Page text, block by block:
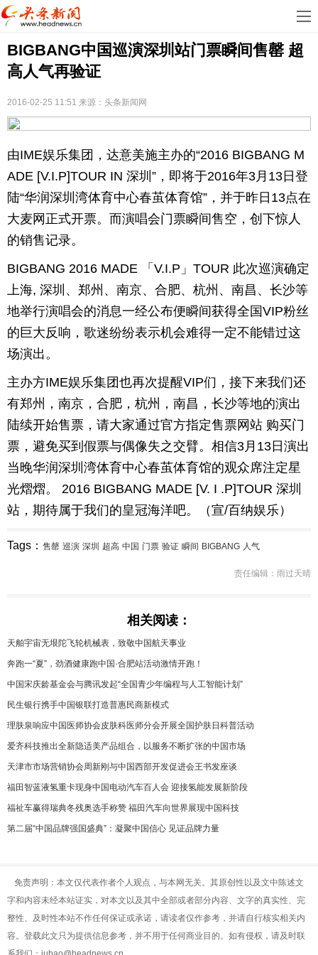
首
页
娱
乐
科
产
车
教
康
生
活
尚
体
育
育
游
游
戏
快
讯
财
富
文
BIGBANG中国巡演深圳站门票瞬间售罄 超
高人气再验证
2016-02-25 11:51 来源： 头条新闻网
由IME娱乐集团，达意美施主办的“2016 BIGBANG M
ADE [V.I.P]TOUR IN 深圳”，即将于2016年3月13日登
陆“华润深圳湾体育中心春茧体育馆”，并于昨日13点在
大麦网正式开票。而演唱会门票瞬间售空，创下惊人
的销售记录。
BIGBANG 2016 MADE 「V.I.P」TOUR 此次巡演确定
上海, 深圳、郑州、南京、合肥、杭州、南昌、长沙等
地举行演唱会的消息一经公布便瞬间获得全国VIP粉丝
的巨大反响，歌迷纷纷表示机会难得一定不能错过这
场演出。
主办方IME娱乐集团也再次提醒VIP们，接下来我们还
有郑州，南京，合肥，杭州，南昌，长沙等地的演出
陆续开始售票，请大家通过官方指定售票网站 购买门
票，避免买到假票与偶像失之交臂。相信3月13日演出
当晚华润深圳湾体育中心春茧体育馆的观众席注定星
光熠熠。 2016 BIGBANG MADE [V. I .P]TOUR 深圳
站，期待属于我们的皇冠海洋吧。（宣/百纳娱乐）
Tags： 售罄 巡演 深圳 超高 中国 门票 验证 瞬间 BIGBANG 人气
责任编辑：雨过天晴
相关阅读：
天舶宇宙无垠陀飞轮机械表，致敬中国航天事业
奔跑一“夏”，劲酒健康跑中国·合肥站活动激情开跑！
中国宋庆龄基金会与腾讯发起“全国青少年编程与人工智能计划”
民生银行携手中国银联打造普惠民商新模式
理肤泉响应中国医师协会皮肤科医师分会开展全国护肤日科普活动
爱齐科技推出全新隐适美产品组合，以服务不断扩张的中国市场
天津市市场营销协会周新刚与中国西部开发促进会王书发座谈
福田智蓝液氢重卡现身中国电动汽车百人会 迎接氢能发展新阶段
福祉车赢得瑞典冬残奥选手称赞 福田汽车向世界展现中国科技
第二届“中国品牌强国盛典”：凝聚中国信心 见证品牌力量
免责声明：本文仅代表作者个人观点，与本网无关。其原创性以及文中陈述文
字和内容未经本站证实，对本文以及其中全部或者部分内容、文字的真实性、完
整性、及时性本站不作任何保证或承诺，请读者仅作参考，并请自行核实相关内
容。登载此文只为提供信息参考，并不用于任何商业目的。如有侵权，请及时联